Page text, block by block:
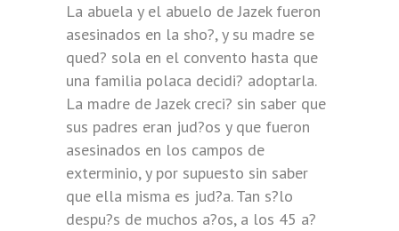
La abuela y el abuelo de Jazek fueron
asesinados en la sho?, y su madre se
qued? sola en el convento hasta que
una familia polaca decidi? adoptarla.
La madre de Jazek creci? sin saber que
sus padres eran jud?os y que fueron
asesinados en los campos de
exterminio, y por supuesto sin saber
que ella misma es jud?a. Tan s?lo
despu?s de muchos a?os, a los 45 a?